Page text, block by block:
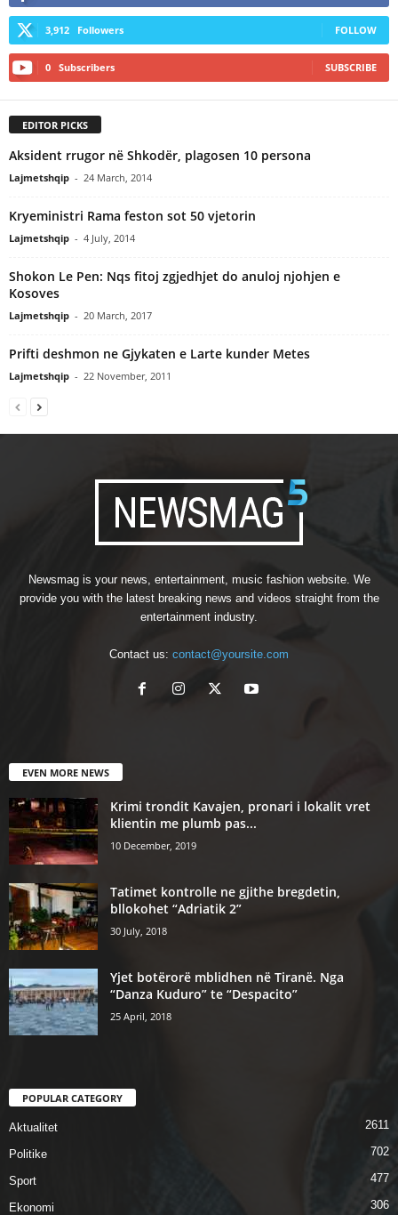
3,912 Followers FOLLOW
0 Subscribers SUBSCRIBE
EDITOR PICKS
Aksident rrugor në Shkodër, plagosen 10 persona
Lajmetshqip - 24 March, 2014
Kryeministri Rama feston sot 50 vjetorin
Lajmetshqip - 4 July, 2014
Shokon Le Pen: Nqs fitoj zgjedhjet do anuloj njohjen e
Kosoves
Lajmetshqip - 20 March, 2017
Prifti deshmon ne Gjykaten e Larte kunder Metes
Lajmetshqip - 22 November, 2011
Newsmag is your news, entertainment, music fashion website. We
provide you with the latest breaking news and videos straight from the
entertainment industry.
Contact us: contact@yoursite.com
EVEN MORE NEWS
Krimi trondit Kavajen, pronari i lokalit vret
klientin me plumb pas...
10 December, 2019
Tatimet kontrolle ne gjithe bregdetin,
bllokohet “Adriatik 2”
30 July, 2018
Yjet botërorë mblidhen në Tiranë. Nga
“Danza Kuduro” te “Despacito”
25 April, 2018
POPULAR CATEGORY
Aktualitet 2611
Politike 702
Sport 477
Ekonomi 306